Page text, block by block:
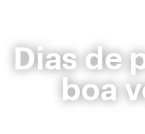
Dias de
boa